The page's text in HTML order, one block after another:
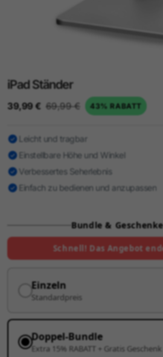
iPad Ständer
39,99 € 69,99 € 43% RABATT
Leicht und tragbar
Einstellbare Höhe und Winkel
Verbessertes Seherlebnis
Einfach zu bedienen und anzupassen
Bundle &
Schnell! Das Angebot
Einzeln
Standardpreis
Doppel-Bundle
Extra 15% RABATT + Gratis Geschenk